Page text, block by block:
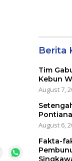
Berita
Tim
Kebun
August 7,
August 6,
Fakta-